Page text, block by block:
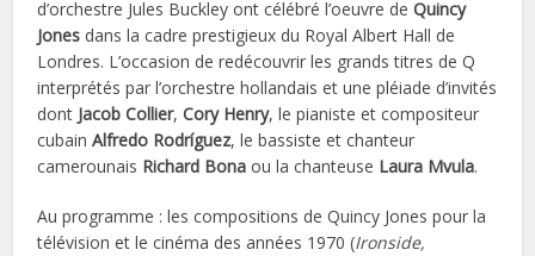
d’orchestre Jules Buckley ont célébré l’oeuvre deQuincy
Jones dans la cadre prestigieux du Royal Albert Hall de
Londres. L’occasion de redécouvrir les grands titres de Q
interprétés par l’orchestre hollandais et une pléiade d’invités
dont Jacob Collier,Cory Henry, le pianiste et compositeur
cubainAlfredo Rodríguez, le bassiste et chanteur
camerounais Richard Bona ou la chanteuse Laura Mvula.
Au programme : les compositions de Quincy Jones pour la
télévision et le cinéma des années 1970 (Ironside,